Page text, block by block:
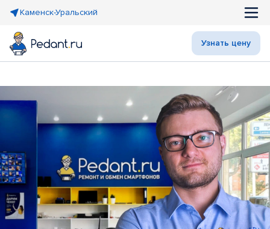
Каменск-Уральский
Узнать цену